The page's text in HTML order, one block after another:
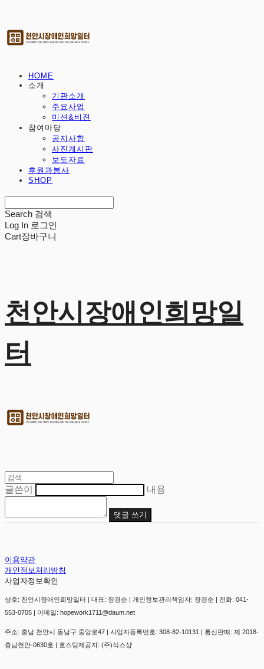
HOME
소개
기관소개
주요사업
미션&비젼
참여마당
공지사항
사진게시판
보도자료
후원과봉사
SHOP
Search 검색
Log In 로그인
Cart장바구니
천안시장애인희망일
터
글쓴이 내용
댓글 쓰기
이용약관
개인정보처리방침
사업자정보확인
상호: 천안시장애인희망일터 | 대표: 장경순 | 개인정보관리책임자: 장경순 | 전화: 041-
553-0705 | 이메일: hopework1711@daum.net
주소: 충남 천안시 동남구 중앙로47 | 사업자등록번호: 308-82-10131 | 통신판매: 제 2018-
충남천안-0630호 | 호스팅제공자: (주)식스샵